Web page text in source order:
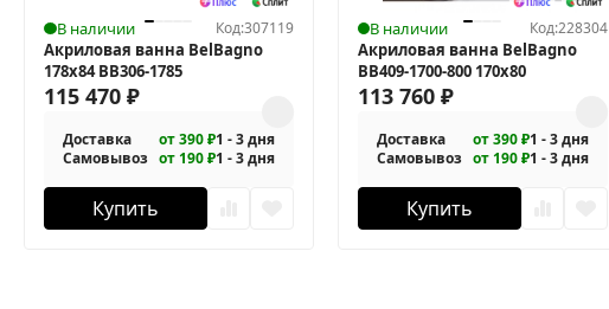
В наличии Код:307119
Акриловая ванна BelBagno
178х84 BB306-1785
115 470 ₽
Доставка от 390 ₽1 - 3 дня
Самовывоз от 190 ₽1 - 3 дня
Купить
В наличии Код:228304
Акриловая ванна BelBagno
BB409-1700-800 170х80
113 760 ₽
Доставка от 390 ₽1 - 3 дня
Самовывоз от 190 ₽1 - 3 дня
Купить